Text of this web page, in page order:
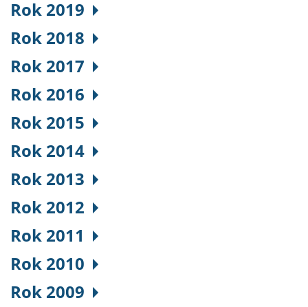
Rok 2019
Rok 2018
Rok 2017
Rok 2016
Rok 2015
Rok 2014
Rok 2013
Rok 2012
Rok 2011
Rok 2010
Rok 2009